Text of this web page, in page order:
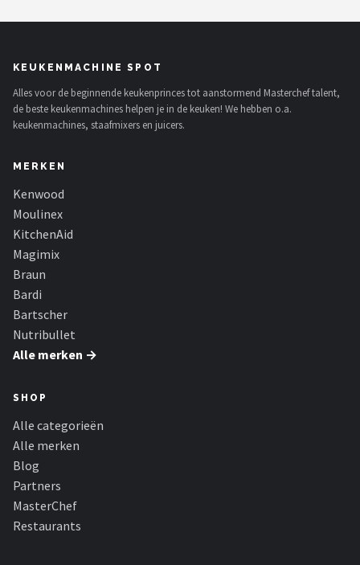
KEUKENMACHINE SPOT
Alles voor de beginnende keukenprinces tot aanstormend Masterchef talent,
de beste keukenmachines helpen je in de keuken! We hebben o.a.
keukenmachines, staafmixers en juicers.
MERKEN
Kenwood
Moulinex
KitchenAid
Magimix
Braun
Bardi
Bartscher
Nutribullet
Alle merken →
SHOP
Alle categorieën
Alle merken
Blog
Partners
MasterChef
Restaurants